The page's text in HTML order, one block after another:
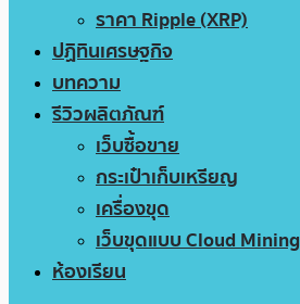
ราคา Ripple (XRP)
ปฏิทินเศรษฐกิจ
บทความ
รีวิวผลิตภัณฑ์
เว็บซื้อขาย
กระเป๋าเก็บเหรียญ
เครื่องขุด
เว็บขุดแบบ Cloud Mining
ห้องเรียน